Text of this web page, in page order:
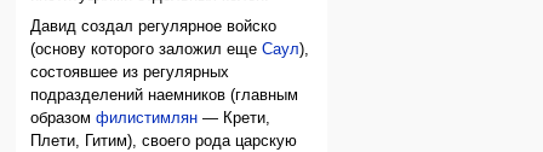
Давид создал регулярное войско
(основу которого заложил ещеСаул),
состоявшее из регулярных
подразделений наемников (главным
образомфилистимлян — Крети,
Плети, Гитим), своего рода царскую